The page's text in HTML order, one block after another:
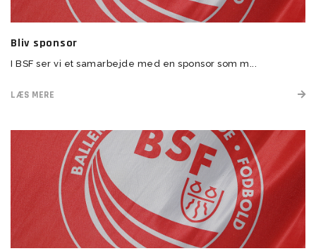
Bliv sponsor
I BSF ser vi et samarbejde med en sponsor som m...
LÆS MERE